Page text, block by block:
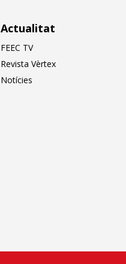
Actualitat
FEEC TV
Revista Vèrtex
Notícies